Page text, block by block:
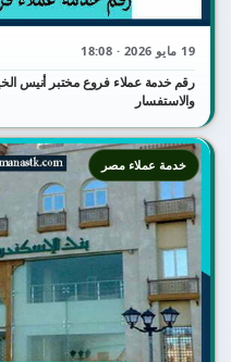
19 مايو 2026 · 18:08
والاستفسار
خدمة عملاء مصر